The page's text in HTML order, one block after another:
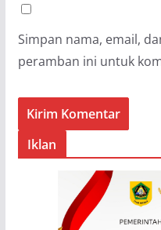
Simpan nama, email,
peramban ini untuk
Iklan